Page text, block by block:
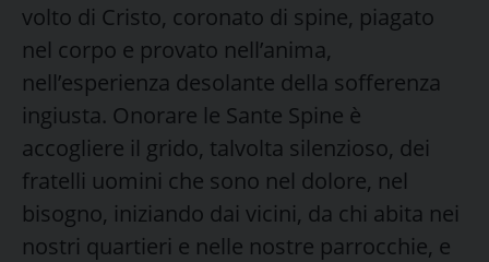
volto di Cristo, coronato di spine, piagato
nel corpo e provato nell’anima,
nell’esperienza desolante della sofferenza
ingiusta. Onorare le Sante Spine è
accogliere il grido, talvolta silenzioso, dei
fratelli uomini che sono nel dolore, nel
bisogno, iniziando dai vicini, da chi abita nei
nostri quartieri e nelle nostre parrocchie, e